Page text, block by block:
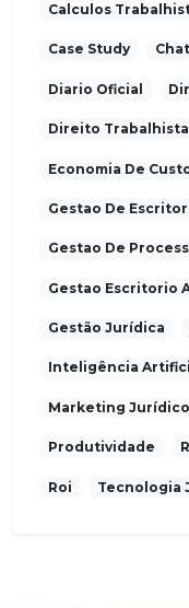
Calculos
Case Study
Diario Oficial
Direito Trabalhista
Economia De
Gestao De
Gestao De
Gestao Escritorio
Gestão Jurídica
Inteligência
Marketing Jurídico
Produtividade
Roi Tecnologia